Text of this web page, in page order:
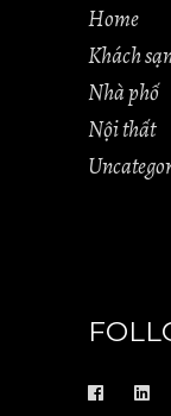
Home
Khách
Nhà phố
Nội thất